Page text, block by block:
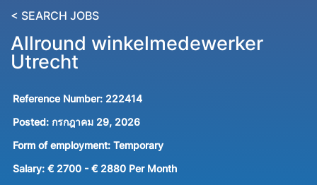
< SEARCH JOBS
Allround winkelmedewerker
Utrecht
Reference Number: 222414
Posted: กรกฎาคม 29, 2026
Form of employment: Temporary
Salary: € 2700 - € 2880 Per Month